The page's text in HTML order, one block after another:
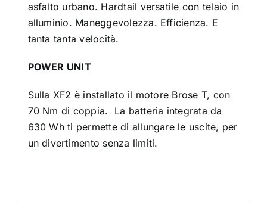
asfalto urbano. Hardtail versatile con telaio in
alluminio. Maneggevolezza. Efficienza. E
tanta tanta velocità.
POWER UNIT
Sulla XF2 è installato il motore Brose T, con
70 Nm di coppia. La batteria integrata da
630 Wh ti permette di allungare le uscite, per
un divertimento senza limiti.